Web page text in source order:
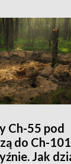
Ch-55 pod
do Ch-
Jak